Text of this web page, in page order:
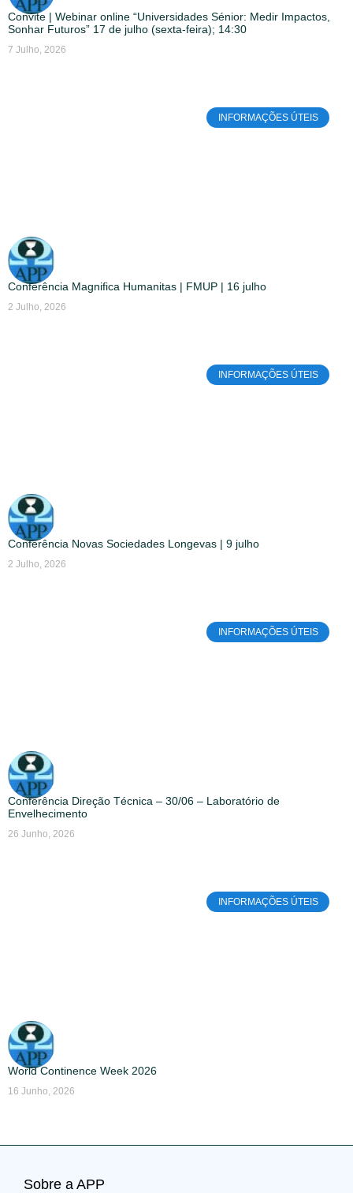
Convite | Webinar online “Universidades Sénior: Medir Impactos,
Sonhar Futuros” 17 de julho (sexta-feira); 14:30
7 Julho, 2026
INFORMAÇÕES ÚTEIS
Conferência Magnifica Humanitas | FMUP | 16 julho
2 Julho, 2026
INFORMAÇÕES ÚTEIS
Conferência Novas Sociedades Longevas | 9 julho
2 Julho, 2026
INFORMAÇÕES ÚTEIS
Conferência Direção Técnica – 30/06 – Laboratório de
Envelhecimento
26 Junho, 2026
INFORMAÇÕES ÚTEIS
World Continence Week 2026
16 Junho, 2026
Sobre a APP